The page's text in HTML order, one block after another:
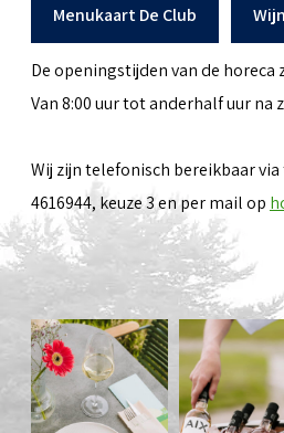
Menukaart De Club
De openingstijden van de horeca
Van 8:00 uur tot anderhalf uur na
Wij zijn telefonisch bereikbaar
4616944, keuze 3 en per mail op